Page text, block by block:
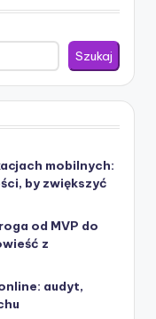
Szukaj
mobilnych:
by zwiększyć
od MVP do
z
audyt,